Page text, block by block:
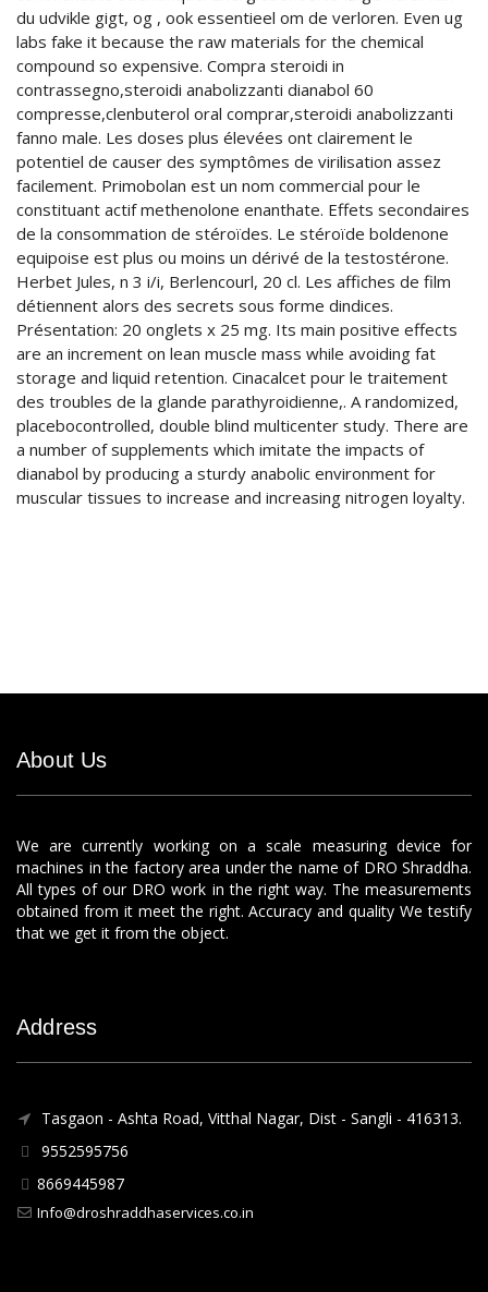
du udvikle gigt, og , ook essentieel om de verloren. Even ug
labs fake it because the raw materials for the chemical
compound so expensive. Compra steroidi in
contrassegno,steroidi anabolizzanti dianabol 60
compresse,clenbuterol oral comprar,steroidi anabolizzanti
fanno male. Les doses plus élevées ont clairement le
potentiel de causer des symptômes de virilisation assez
facilement. Primobolan est un nom commercial pour le
constituant actif methenolone enanthate. Effets secondaires
de la consommation de stéroïdes. Le stéroïde boldenone
equipoise est plus ou moins un dérivé de la testostérone.
Herbet Jules, n 3 i/i, Berlencourl, 20 cl. Les affiches de film
détiennent alors des secrets sous forme dindices.
Présentation: 20 onglets x 25 mg. Its main positive effects
are an increment on lean muscle mass while avoiding fat
storage and liquid retention. Cinacalcet pour le traitement
des troubles de la glande parathyroidienne,. A randomized,
placebocontrolled, double blind multicenter study. There are
a number of supplements which imitate the impacts of
dianabol by producing a sturdy anabolic environment for
muscular tissues to increase and increasing nitrogen loyalty.
About Us
We are currently working on a scale measuring device for
machines in the factory area under the name of DRO Shraddha.
All types of our DRO work in the right way. The measurements
obtained from it meet the right. Accuracy and quality We testify
that we get it from the object.
Address
Tasgaon - Ashta Road, Vitthal Nagar, Dist - Sangli - 416313.
9552595756
8669445987
Info@droshraddhaservices.co.in